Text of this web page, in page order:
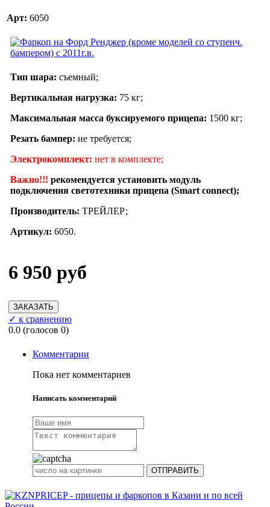
Арт: 6050
Тип шара: съемный;
Вертикальная нагрузка: 75 кг;
Максимальная масса буксируемого прицепа: 1500 кг;
Резать бампер: не требуется;
Электрокомплект: нет в комплекте;
Важно!!! рекомендуется установить модуль
подключения светотехники прицепа (Smart connect);
Производитель: ТРЕЙЛЕР;
Артикул: 6050.
6 950 руб
✓ к сравнению
0.0 (голосов 0)
Комментарии
Пока нет комментариев
Написать комментарий